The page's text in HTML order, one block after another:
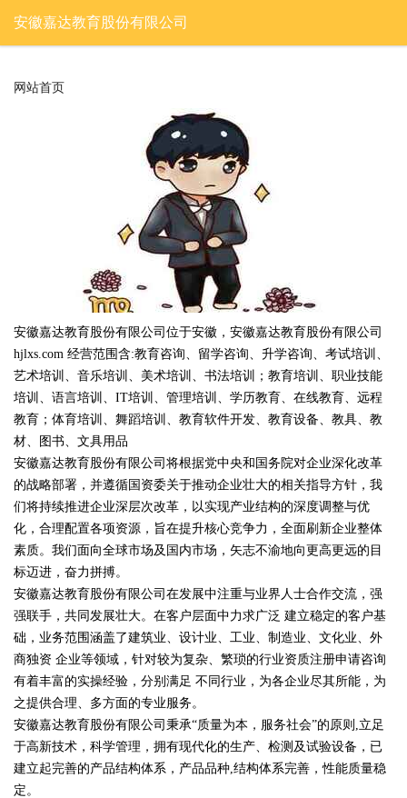
安徽嘉达教育股份有限公司
网站首页
安徽嘉达教育股份有限公司位于安徽，安徽嘉达教育股份有限公司
hjlxs.com 经营范围含:教育咨询、留学咨询、升学咨询、考试培训、
艺术培训、音乐培训、美术培训、书法培训；教育培训、职业技能
培训、语言培训、IT培训、管理培训、学历教育、在线教育、远程
教育；体育培训、舞蹈培训、教育软件开发、教育设备、教具、教
材、图书、文具用品
安徽嘉达教育股份有限公司将根据党中央和国务院对企业深化改革
的战略部署，并遵循国资委关于推动企业壮大的相关指导方针，我
们将持续推进企业深层次改革，以实现产业结构的深度调整与优
化，合理配置各项资源，旨在提升核心竞争力，全面刷新企业整体
素质。我们面向全球市场及国内市场，矢志不渝地向更高更远的目
标迈进，奋力拼搏。
安徽嘉达教育股份有限公司在发展中注重与业界人士合作交流，强
强联手，共同发展壮大。在客户层面中力求广泛 建立稳定的客户基
础，业务范围涵盖了建筑业、设计业、工业、制造业、文化业、外
商独资 企业等领域，针对较为复杂、繁琐的行业资质注册申请咨询
有着丰富的实操经验，分别满足 不同行业，为各企业尽其所能，为
之提供合理、多方面的专业服务。
安徽嘉达教育股份有限公司秉承“质量为本，服务社会”的原则,立足
于高新技术，科学管理，拥有现代化的生产、检测及试验设备，已
建立起完善的产品结构体系，产品品种,结构体系完善，性能质量稳
定。